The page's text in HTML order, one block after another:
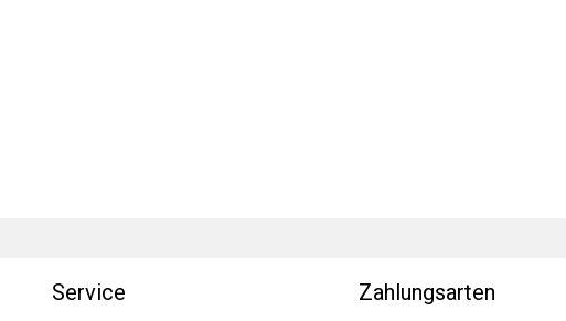
Service Zahlungsarten